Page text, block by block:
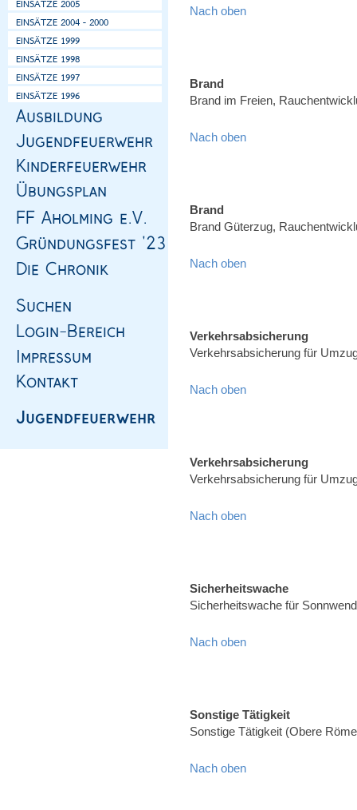
Nach oben
Brand
Brand im Freien,
Nach oben
Brand
Brand Güterzug,
Nach oben
Verkehrsabsicherung
Verkehrsabsicherung für
Nach oben
Verkehrsabsicherung
Verkehrsabsicherung für
Nach oben
Sicherheitswache
Sicherheitswache für
Nach oben
Sonstige Tätigkeit
Sonstige Tätigkeit (Obere
Nach oben